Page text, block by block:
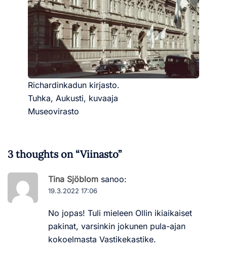
Richardinkadun kirjasto.
Tuhka, Aukusti, kuvaaja
Museovirasto
3 thoughts on “Viinasto”
Tina Sjöblom sanoo:
19.3.2022 17:06
No jopas! Tuli mieleen Ollin ikiaikaiset
pakinat, varsinkin jokunen pula-ajan
kokoelmasta Vastikekastike.